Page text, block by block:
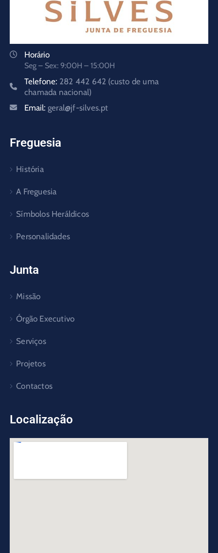
Horário
Seg – Sex: 9:00H – 15:00H
Telefone: 282 442 642 (custo de uma
chamada nacional)
Email: geral@jf-silves.pt
Freguesia
História
A Freguesia
Símbolos Heráldicos
Personalidades
Junta
Missão
Órgão Executivo
Serviços
Projetos
Contactos
Localização